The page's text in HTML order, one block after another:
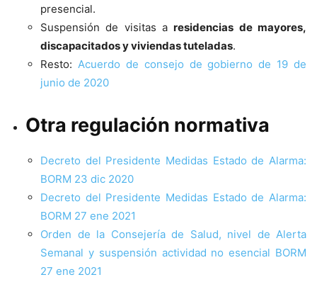
presencial.
Suspensión de visitas aresidencias de mayores,
discapacitados y viviendas tuteladas.
Resto: Acuerdo de consejo de gobierno de 19 de
junio de 2020
Otra regulación normativa
Decreto del Presidente Medidas Estado de Alarma:
BORM 23 dic 2020
Decreto del Presidente Medidas Estado de Alarma:
BORM 27 ene 2021
Orden de la Consejería de Salud, nivel de Alerta
Semanal y suspensión actividad no esencial BORM
27 ene 2021